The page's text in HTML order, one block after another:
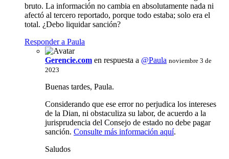
bruto. La información no cambia en absolutamente nada ni
afectó al tercero reportado, porque todo estaba; solo era el
total. ¿Debo liquidar sanción?
Responder a Paula
Gerencie.com en respuesta a @Paula noviembre 3 de
2023
Buenas tardes, Paula.
Considerando que ese error no perjudica los intereses
de la Dian, ni obstaculiza su labor, de acuerdo a la
jurisprudencia del Consejo de estado no debe pagar
sanción. Consulte más información aquí.
Saludos